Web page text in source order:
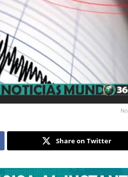
Share on Twitter